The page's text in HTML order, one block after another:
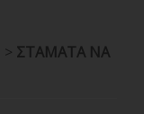
> ΣΤΑΜΑΤΑ ΝΑ